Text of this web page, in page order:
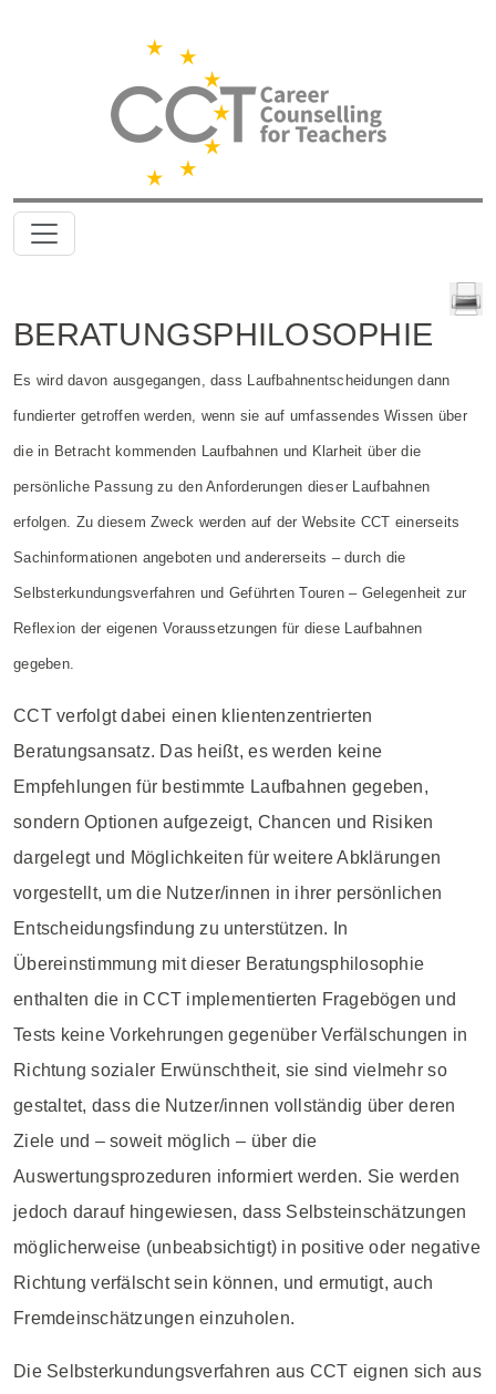
BERATUNGSPHILOSOPHIE
Es wird davon ausgegangen, dass Laufbahnentscheidungen dann
fundierter getroffen werden, wenn sie auf umfassendes Wissen über
die in Betracht kommenden Laufbahnen und Klarheit über die
persönliche Passung zu den Anforderungen dieser Laufbahnen
erfolgen. Zu diesem Zweck werden auf der Website CCT einerseits
Sachinformationen angeboten und andererseits – durch die
Selbsterkundungsverfahren und Geführten Touren – Gelegenheit zur
Reflexion der eigenen Voraussetzungen für diese Laufbahnen
gegeben.
CCT verfolgt dabei einen klientenzentrierten
Beratungsansatz. Das heißt, es werden keine
Empfehlungen für bestimmte Laufbahnen gegeben,
sondern Optionen aufgezeigt, Chancen und Risiken
dargelegt und Möglichkeiten für weitere Abklärungen
vorgestellt, um die Nutzer/innen in ihrer persönlichen
Entscheidungsfindung zu unterstützen. In
Übereinstimmung mit dieser Beratungsphilosophie
enthalten die in CCT implementierten Fragebögen und
Tests keine Vorkehrungen gegenüber Verfälschungen in
Richtung sozialer Erwünschtheit, sie sind vielmehr so
gestaltet, dass die Nutzer/innen vollständig über deren
Ziele und – soweit möglich – über die
Auswertungsprozeduren informiert werden. Sie werden
jedoch darauf hingewiesen, dass Selbsteinschätzungen
möglicherweise (unbeabsichtigt) in positive oder negative
Richtung verfälscht sein können, und ermutigt, auch
Fremdeinschätzungen einzuholen.
Die Selbsterkundungsverfahren aus CCT eignen sich aus